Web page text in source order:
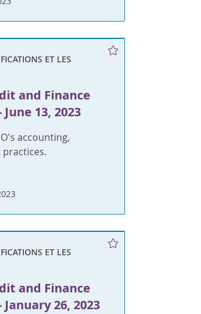
ET LES
and Finance
13, 2023
accounting,
ET LES
and Finance
26, 2023